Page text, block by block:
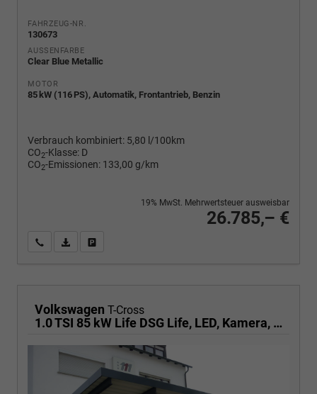
FAHRZEUG-NR.
130673
AUSSENFARBE
Clear Blue Metallic
MOTOR
85 kW (116 PS), Automatik, Frontantrieb, Benzin
Verbrauch kombiniert: 5,80 l/100km
CO2-Klasse: D
CO2-Emissionen: 133,00 g/km
26.785,– €
19% MwSt. Mehrwertsteuer ausweisbar
Wir rufen Sie anPDF-Fahrzeugexposé drucken
Volkswagen T-Cross
1.0 TSI 85 kW Life DSG Life, LED, Kamera, ACC, Side, Winter, 17-Zoll, 3-J. Garantie